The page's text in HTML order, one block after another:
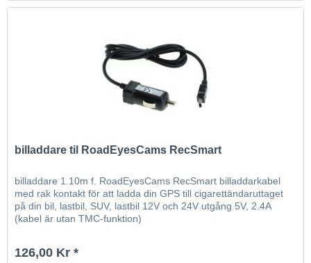
billaddare til RoadEyesCams RecSmart
billaddare 1.10m f. RoadEyesCams RecSmart billaddarkabel
med rak kontakt för att ladda din GPS till cigarettändaruttaget
på din bil, lastbil, SUV, lastbil 12V och 24V utgång 5V, 2.4A
(kabel är utan TMC-funktion)
126,00 Kr *